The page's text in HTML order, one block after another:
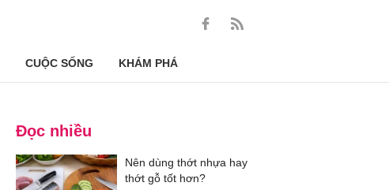
CUỘC SỐNG KHÁM PHÁ
Đọc nhiều
Nên dùng thớt nhựa hay
thớt gỗ tốt hơn?